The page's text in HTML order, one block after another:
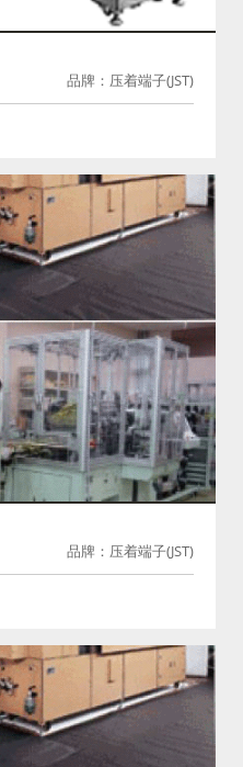
品牌：压着端子(JST)
品牌：压着端子(JST)